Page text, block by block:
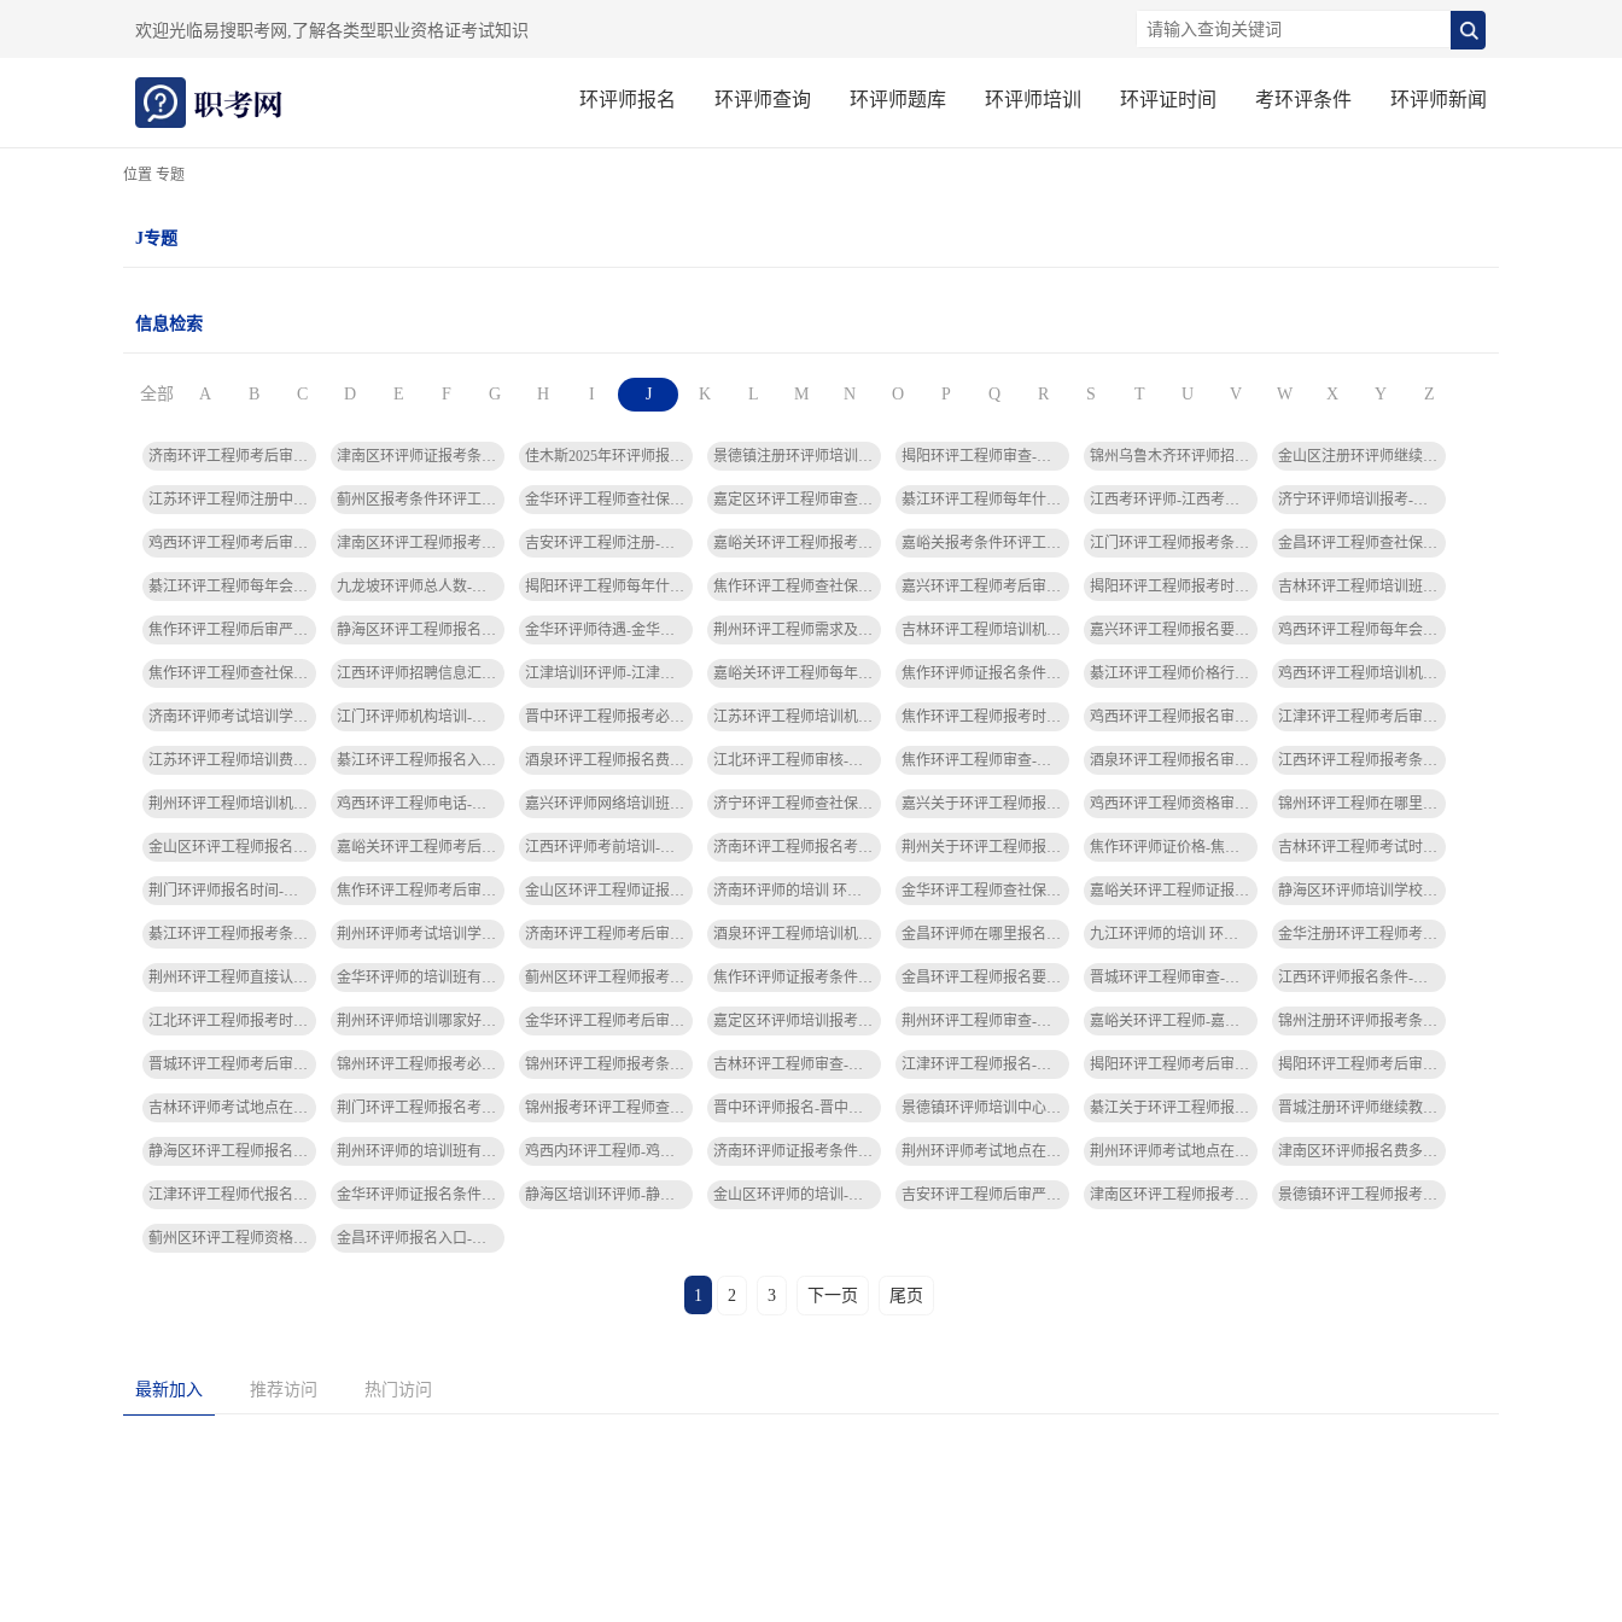
欢迎光临易搜职考网,了解各类型职业资格证考试知识
环评师报名 环评师查询 环评师题库 环评师培训 环评证时间 考环评条件 环评师新闻
位置 专题
J专题
信息检索
全部 A B C D E F G H I J K L M N O P Q R S T U V W X Y Z
济南环评工程师考后审查内容-济南环评考后审查 津南区环评师证报考条件-津南区环评师证报考条件 佳木斯2025年环评师报名时间-佳木斯2025环评报名时间 景德镇注册环评师培训机构-景德镇环评师培训机构 揭阳环评工程师审查-揭阳环评审查 锦州乌鲁木齐环评师招聘-锦州乌鲁木齐环评师招聘 金山区注册环评师继续教育在哪报名-金山区环评师继续教育报名
江苏环评工程师注册中心电话-江苏环评电话 蓟州区报考条件环评工程师-蓟州环评工程师报考条件 金华环评工程师查社保-金华环评查社保 嘉定区环评工程师审查-嘉定环评审查 綦江环评工程师每年什么时间考-綦江环评工程师考时间 江西考环评师-江西考环评师 济宁环评师培训报考-济宁环评师培训报考
鸡西环评工程师考后审核-鸡西环评考后审核 津南区环评工程师报考要求-津南区环评工程师报考要求 吉安环评工程师注册-吉安环评注册 嘉峪关环评工程师报考条件-嘉峪关环评工程师报考条件 嘉峪关报考条件环评工程师-嘉峪关环评工程师报考条件 江门环评工程师报考条件和时间-江门环评工程师报考条件 金昌环评工程师查社保-金昌环评查社保
綦江环评工程师每年会检查什么-綦江环评工程师年检内容 九龙坡环评师总人数-九龙坡环评师总人数 揭阳环评工程师每年什么时间考-揭阳环评工程师考时间 焦作环评工程师查社保-焦作环评查社保 嘉兴环评工程师考后审查内容-嘉兴环评考后审查 揭阳环评工程师报考时间-揭阳环评报考时间 吉林环评工程师培训班-吉林环评工程师培训
焦作环评工程师后审严吗-焦作环评后审严 静海区环评工程师报名审核-静海区环评审核 金华环评师待遇-金华环评师待遇高 荆州环评工程师需求及薪资-荆州环评薪资需求 吉林环评工程师培训机构-吉林环评工程师培训 嘉兴环评工程师报名要求-嘉兴环评报名要求 鸡西环评工程师每年会检查什么-鸡西环评检查内容
焦作环评工程师查社保吗-焦作环评查社保 江西环评师招聘信息汇总-江西环评师招聘信息 江津培训环评师-江津环评师培训 嘉峪关环评工程师每年会检查什么-嘉峪关环评工程师检查内容 焦作环评师证报名条件-焦作环评师证报名条件 綦江环评工程师价格行情-綦江环评工程师价 鸡西环评工程师培训机构-鸡西环评培训
济南环评师考试培训学校-济南环评师培训学校 江门环评师机构培训-江门环评师培训 晋中环评工程师报考必须有社保吗-晋中环评工程师需有社保 江苏环评工程师培训机构排名-江苏环评工程师培训机构排名 焦作环评工程师报考时间-焦作环评报考时间 鸡西环评工程师报名审核-鸡西环评审核 江津环评工程师考后审查内容-江津环评考后审查
江苏环评工程师培训费用明细-江苏环评培训费用明细 綦江环评工程师报名入口-綦江环评报名入口 酒泉环评工程师报名费用-酒泉环评报名费 江北环评工程师审核-江北环评审核 焦作环评工程师审查-焦作环评审查 酒泉环评工程师报名审核-酒泉环评报名审核 江西环评工程师报考条件带社保吗-江西环评工程师需社保
荆州环评工程师培训机构哪家好-荆州环评培训哪家好 鸡西环评工程师电话-鸡西环评电话 嘉兴环评师网络培训班-嘉兴环评师网络培训 济宁环评工程师查社保-济宁环评查社保 嘉兴关于环评工程师报考要求-嘉兴环评报考要求 鸡西环评工程师资格审查要社保吗-鸡西环评工程师需社保 锦州环评工程师在哪里报名-锦州环评工程师报名在哪里
金山区环评工程师报名费用-金山区环评工程师报名费 嘉峪关环评工程师考后审查内容-嘉峪关环评考后审查 江西环评师考前培训-江西环评师培训 济南环评工程师报名考试时间-济南环评报名时间 荆州关于环评工程师报考要求-荆州环评报考要求 焦作环评师证价格-焦作环评师证价 吉林环评工程师考试时间-吉林环评考试时间
荆门环评师报名时间-荆门环评师报名时间 焦作环评工程师考后审核查社保吗-焦作环评考后查社保 金山区环评工程师证报考条件-金山区环评工程师证报考条件 济南环评师的培训 环评师是谁-济南环评师培训 金华环评工程师查社保吗-金华环评查社保 嘉峪关环评工程师证报考条件-嘉峪关环评工程师证报考条件 静海区环评师培训学校-静海区环评师培训
綦江环评工程师报考条件和费用-綦江环评工程师报考条件和费用 荆州环评师考试培训学校-荆州环评师培训学校 济南环评工程师考后审核查社保吗-济南环评工程师查社保 酒泉环评工程师培训机构哪家好-酒泉环评培训哪家好 金昌环评师在哪里报名-金昌环评师报名处 九江环评师的培训 环评师是谁-九江环评师培训 金华注册环评工程师考期-金华环评考期
荆州环评工程师直接认定-荆州环评工程师认定 金华环评师的培训班有哪些-金华环评师培训班有哪些 蓟州区环评工程师报考人数-蓟州环评报考人数 焦作环评师证报考条件-焦作环评师证报考条件 金昌环评工程师报名要求-金昌环评报名要求 晋城环评工程师审查-晋城环评审查 江西环评师报名条件-江西环评师报名条件
江北环评工程师报考时间-江北环评报考时间 荆州环评师培训哪家好-荆州环评师培训好 金华环评工程师考后审核查社保吗-金华环评考后查社保 嘉定区环评师培训报考-嘉定环评培训报考 荆州环评工程师审查-荆州环评审查 嘉峪关环评工程师-嘉峪关环评工程师 锦州注册环评师报考条件-锦州环评师报考条件
晋城环评工程师考后审查内容-晋城环评考后审查 锦州环评工程师报考必须有社保吗-锦州环评工程师需社保 锦州环评工程师报考条件和时间-锦州环评报考条件 吉林环评工程师审查-吉林环评审查 江津环评工程师报名-江津环评报名 揭阳环评工程师考后审核条件-揭阳环评考后审核条件 揭阳环评工程师考后审核条件-揭阳环评考后审核条件
吉林环评师考试地点在哪里-吉林环评师考试地点 荆门环评工程师报名考试时间-荆门环评报名时间 锦州报考环评工程师查社保吗-锦州环评工程师查社保 晋中环评师报名-晋中环评师报名 景德镇环评师培训中心-景德镇环评师培训 綦江关于环评工程师报考要求-綦江环评报考要求 晋城注册环评师继续教育在哪报名-晋城环评师继续教育报名
静海区环评工程师报名要求-静海区环评报名要求 荆州环评师的培训班有哪些-荆州环评师培训班有哪些 鸡西内环评工程师-鸡西内环评工程师 济南环评师证报考条件-济南环评师证报考条件 荆州环评师考试地点在哪里-荆州环评师考试地点 荆州环评师考试地点在哪里-荆州环评师考试地点 津南区环评师报名费多少钱-津南区环评师报名费多少
江津环评工程师代报名-江津环评代报名 金华环评师证报名条件-金华环评师证报名条件 静海区培训环评师-静海区环评师培训 金山区环评师的培训-金山区环评师培训 吉安环评工程师后审严吗-吉安环评后审严 津南区环评工程师报考条件带社保吗-津南区环评工程师带社保 景德镇环评工程师报考条件要求-景德镇环评工程师报考条件
蓟州区环评工程师资格审查要社保吗-蓟州环评需社保 金昌环评师报名入口-金昌环评师报名入口
1 2 3 下一页 尾页
最新加入 推荐访问 热门访问